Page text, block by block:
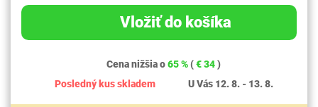
Vložiť do košíka
Cena nižšia o65 % (€ 34)
Posledný kus skladem
U Vás 12. 8. - 13. 8.